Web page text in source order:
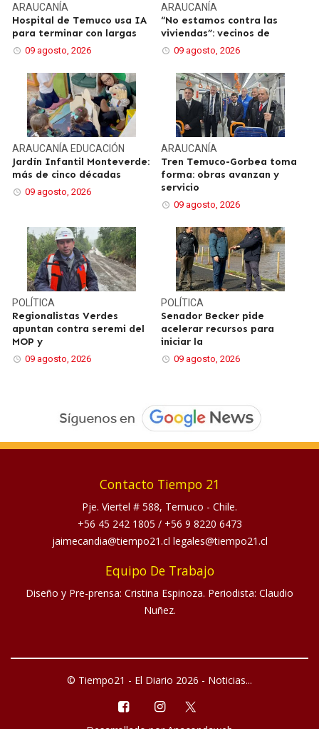
ARAUCANÍA
Hospital de Temuco usa IA
para terminar con largas
09 agosto, 2026
ARAUCANÍA
“No estamos contra las
viviendas”: vecinos de
09 agosto, 2026
ARAUCANÍA EDUCACIÓN
Jardín Infantil Monteverde:
más de cinco décadas
09 agosto, 2026
ARAUCANÍA
Tren Temuco-Gorbea toma
forma: obras avanzan y
servicio
09 agosto, 2026
POLÍTICA
Regionalistas Verdes
apuntan contra seremi del
MOP y
09 agosto, 2026
POLÍTICA
Senador Becker pide
acelerar recursos para
iniciar la
09 agosto, 2026
Contacto Tiempo 21
Pje. Viertel # 588, Temuco - Chile.
+56 45 242 1805 / +56 9 8220 6473
jaimecandia@tiempo21.cl legales@tiempo21.cl
Equipo De Trabajo
Diseño y Pre-prensa: Cristina Espinoza. Periodista: Claudio
Nuñez.
© Tiempo21 - El Diario 2026 - Noticias...